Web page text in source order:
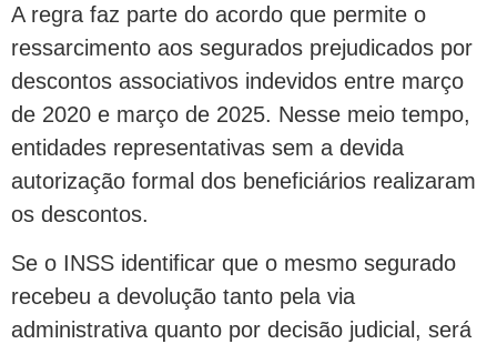
A regra faz parte do acordo que permite o
ressarcimento aos segurados prejudicados por
descontos associativos indevidos entre março
de 2020 e março de 2025. Nesse meio tempo,
entidades representativas sem a devida
autorização formal dos beneficiários realizaram
os descontos.
Se o INSS identificar que o mesmo segurado
recebeu a devolução tanto pela via
administrativa quanto por decisão judicial, será